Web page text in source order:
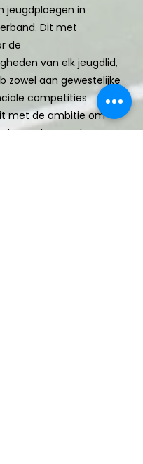
jeugdploegen in
Dit met
de
van elk jeugdlid,
zowel aan gewestelijke
competities
met de ambitie om
te kunnen laten